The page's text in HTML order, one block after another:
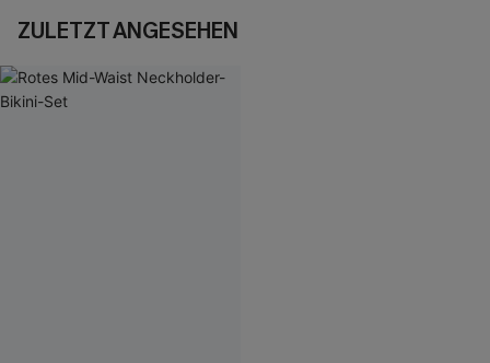
ZULETZT ANGESEHEN